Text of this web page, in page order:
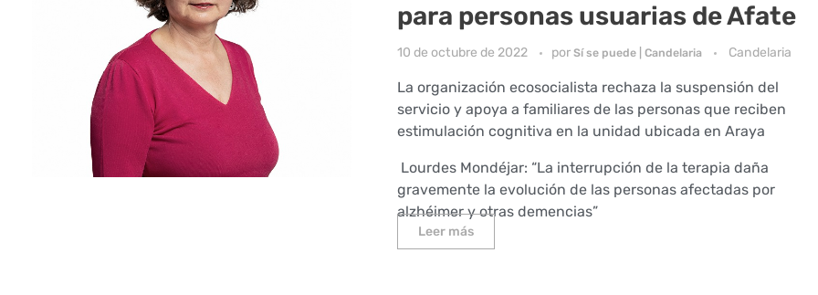
para personas usuarias de Afate
10 de octubre de 2022 por Sí se puede | Candelaria Candelaria
La organización ecosocialista rechaza la suspensión del
servicio y apoya a familiares de las personas que reciben
estimulación cognitiva en la unidad ubicada en Araya
Lourdes Mondéjar: “La interrupción de la terapia daña
gravemente la evolución de las personas afectadas por
alzhéimer y otras demencias”
Leer más